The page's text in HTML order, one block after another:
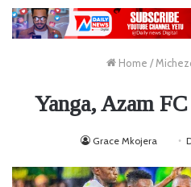
Home /
Yanga, Azam
Grace Mkojera